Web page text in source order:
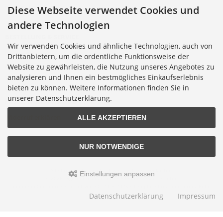
Cookie Einstellungen
Versandkosten
Alternative Bestellwege
Sicher Einkaufen
Widerrufsrecht
Muster-Widerrufsformular
Alle Preise inkl. gesetzl. MwSt. zzgl.
© 2026 Digitalfotoversand.de • Alle Rechte vorbehalten
Webdesign
Diese Webseite verwendet Cookies und
andere Technologien
Wir verwenden Cookies und ähnliche Technologien, auch von
Drittanbietern, um die ordentliche Funktionsweise der
Website zu gewährleisten, die Nutzung unseres Angebotes zu
analysieren und Ihnen ein bestmögliches Einkaufserlebnis
bieten zu können. Weitere Informationen finden Sie in
unserer Datenschutzerklärung.
ALLE AKZEPTIEREN
NUR NOTWENDIGE
Einstellungen anpassen
Datenschutzerklärung Impressum